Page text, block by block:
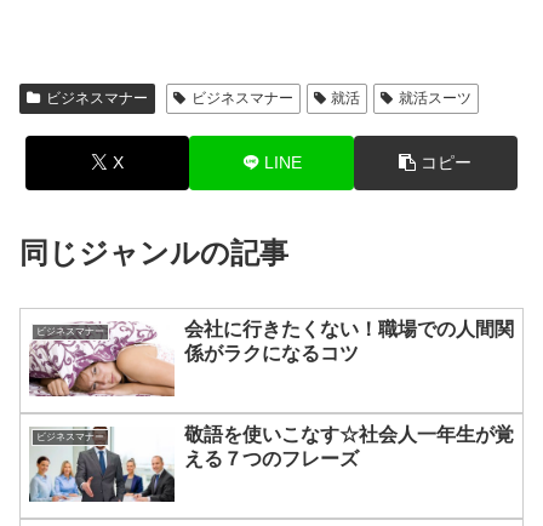
ビジネスマナー ビジネスマナー 就活 就活スーツ
X LINE コピー
同じジャンルの記事
ビジネスマナー
会社に行きたくない！職場での人間関
係がラクになるコツ
ビジネスマナー
敬語を使いこなす☆社会人一年生が覚
える７つのフレーズ